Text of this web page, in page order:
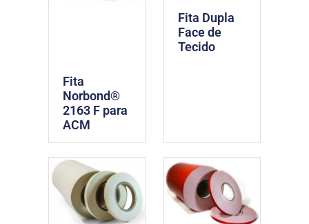
Fita
Norbond®
2163 F para
ACM
Fita Dupla
Face de
Tecido